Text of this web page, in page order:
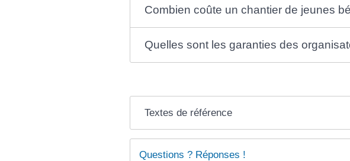
Combien coûte un chantier de jeunes
Quelles sont les garanties des
Textes de référence
Questions ? Réponses !